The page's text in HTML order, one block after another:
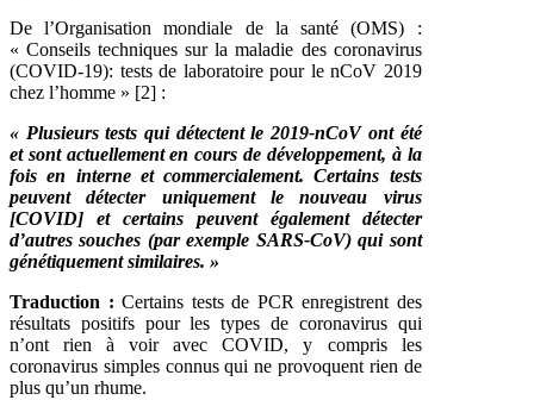
De l’Organisation mondiale de la santé (OMS) :
« Conseils techniques sur la maladie des coronavirus
(COVID-19): tests de laboratoire pour le nCoV 2019
chez l’homme » [2] :
« Plusieurs tests qui détectent le 2019-nCoV ont été
et sont actuellement en cours de développement, à la
fois en interne et commercialement. Certains tests
peuvent détecter uniquement le nouveau virus
[COVID] et certains peuvent également détecter
d’autres souches (par exemple SARS-CoV) qui sont
génétiquement similaires. »
Traduction :Certains tests de PCR enregistrent des
résultats positifs pour les types de coronavirus qui
n’ont rien à voir avec COVID, y compris les
coronavirus simples connus qui ne provoquent rien de
plus qu’un rhume.